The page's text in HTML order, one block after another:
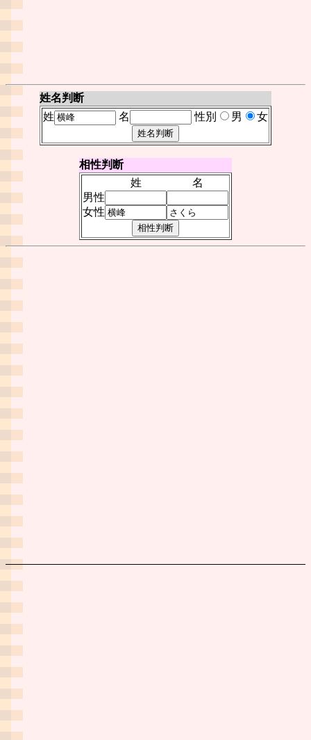
姓名判断
姓
名 性別 男 女
相性判断
姓
名
男性
女性